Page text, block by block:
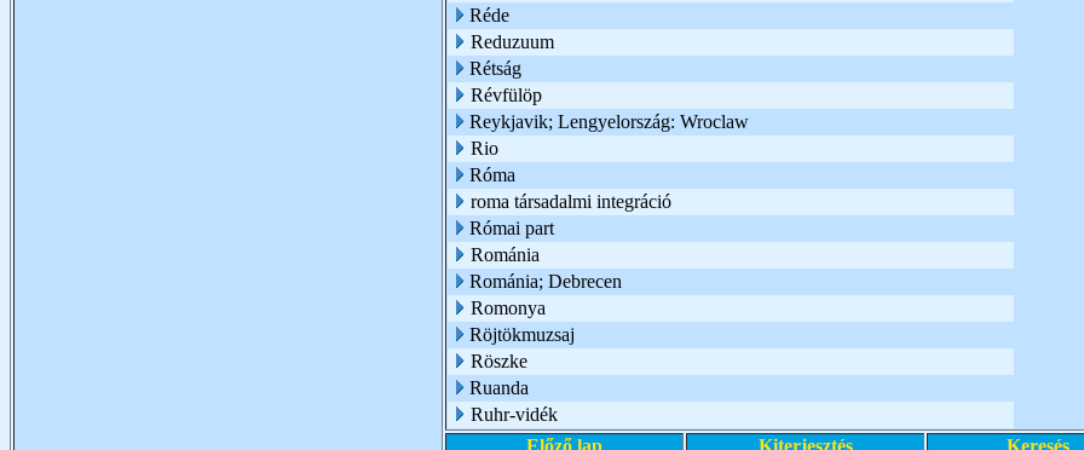
Réde
Reduzuum
Rétság
Révfülöp
Reykjavik; Lengyelország: Wroclaw
Rio
Róma
roma társadalmi integráció
Római part
Románia
Románia; Debrecen
Romonya
Röjtökmuzsaj
Röszke
Ruanda
Ruhr-vidék
Előző lap
Kiterjesztés Keresés